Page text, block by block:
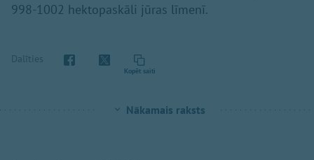
998-1002 hektopaskāli jūras līmenī.
Dalīties
Kopēt saiti
Nākamais raksts